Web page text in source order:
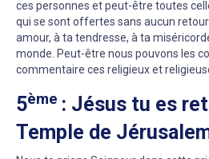
ces personnes et peut-être toutes
qui se sont offertes sans aucun
amour, à ta tendresse, à ta
monde. Peut-être nous pouvons les
commentaire ces religieux et
5ème : Jésus tu es
Temple de